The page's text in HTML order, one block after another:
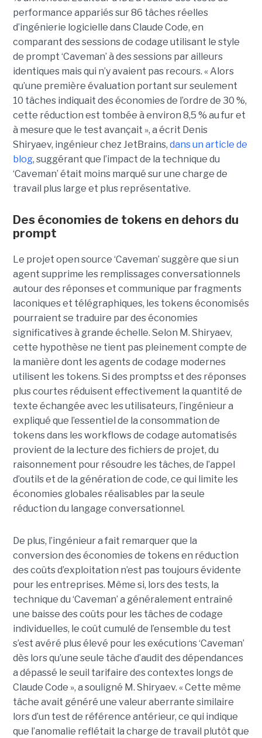
performance appariés sur 86 tâches réelles
d’ingénierie logicielle dans Claude Code, en
comparant des sessions de codage utilisant le style
de prompt ‘Caveman’ à des sessions par ailleurs
identiques mais qui n’y avaient pas recours. « Alors
qu’une première évaluation portant sur seulement
10 tâches indiquait des économies de l’ordre de 30 %,
cette réduction est tombée à environ 8,5 % au fur et
à mesure que le test avançait », a écrit Denis
Shiryaev, ingénieur chez JetBrains, dans un article de
blog, suggérant que l’impact de la technique du
‘Caveman’ était moins marqué sur une charge de
travail plus large et plus représentative.
Des économies de tokens en dehors du
prompt
Le projet open source ‘Caveman’ suggère que si un
agent supprime les remplissages conversationnels
autour des réponses et communique par fragments
laconiques et télégraphiques, les tokens économisés
pourraient se traduire par des économies
significatives à grande échelle. Selon M. Shiryaev,
cette hypothèse ne tient pas pleinement compte de
la manière dont les agents de codage modernes
utilisent les tokens. Si des promptss et des réponses
plus courtes réduisent effectivement la quantité de
texte échangée avec les utilisateurs, l’ingénieur a
expliqué que l’essentiel de la consommation de
tokens dans les workflows de codage automatisés
provient de la lecture des fichiers de projet, du
raisonnement pour résoudre les tâches, de l’appel
d’outils et de la génération de code, ce qui limite les
économies globales réalisables par la seule
réduction du langage conversationnel.
De plus, l’ingénieur a fait remarquer que la
conversion des économies de tokens en réduction
des coûts d’exploitation n’est pas toujours évidente
pour les entreprises. Même si, lors des tests, la
technique du ‘Caveman’ a généralement entraîné
une baisse des coûts pour les tâches de codage
individuelles, le coût cumulé de l’ensemble du test
s’est avéré plus élevé pour les exécutions ‘Caveman’
dès lors qu’une seule tâche d’audit des dépendances
a dépassé le seuil tarifaire des contextes longs de
Claude Code », a souligné M. Shiryaev. « Cette même
tâche avait généré une valeur aberrante similaire
lors d’un test de référence antérieur, ce qui indique
que l’anomalie reflétait la charge de travail plutôt que